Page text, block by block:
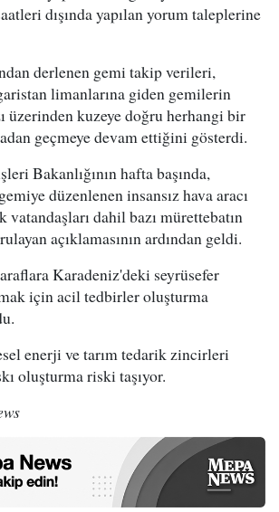
dışında yapılan yorum taleplerine
derlenen gemi takip verileri,
limanlarına giden gemilerin
üzerinden kuzeye doğru herhangi bir
geçmeye devam ettiğini gösterdi.
Bakanlığının hafta başında,
düzenlenen insansız hava aracı
vatandaşları dahil bazı mürettebatın
açıklamasının ardından geldi.
Karadeniz'deki seyrüsefer
için acil tedbirler oluşturma
enerji ve tarım tedarik zincirleri
oluşturma riski taşıyor.